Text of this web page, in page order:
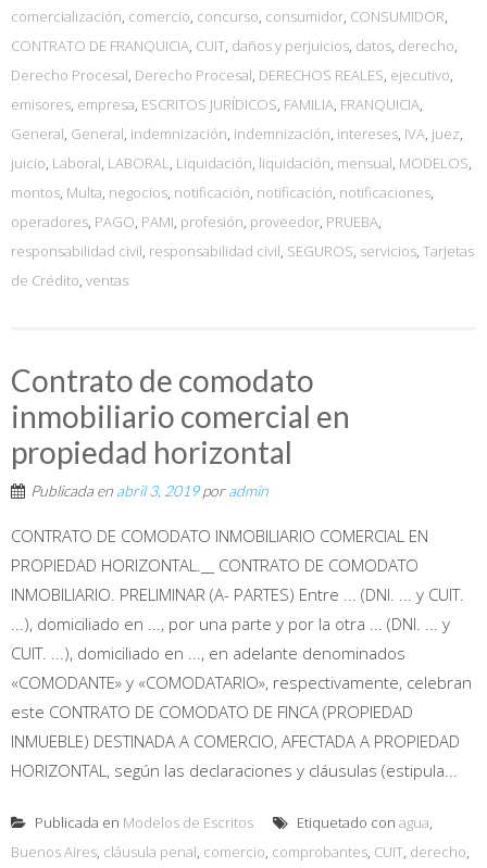
comercialización, comercio, concurso, consumidor, CONSUMIDOR,
CONTRATO DE FRANQUICIA, CUIT, daños y perjuicios, datos, derecho,
Derecho Procesal, Derecho Procesal, DERECHOS REALES, ejecutivo,
emisores, empresa, ESCRITOS JURÍDICOS, FAMILIA, FRANQUICIA,
General, General, indemnización, indemnización, intereses, IVA, juez,
juicio, Laboral, LABORAL, Liquidación, liquidación, mensual, MODELOS,
montos, Multa, negocios, notificación, notificación, notificaciones,
operadores, PAGO, PAMI, profesión, proveedor, PRUEBA,
responsabilidad civil, responsabilidad civil, SEGUROS, servicios, Tarjetas
de Crédito, ventas
Contrato de comodato
inmobiliario comercial en
propiedad horizontal
Publicada en abril 3, 2019poradmin
CONTRATO DE COMODATO INMOBILIARIO COMERCIAL EN
PROPIEDAD HORIZONTAL.__ CONTRATO DE COMODATO
INMOBILIARIO. PRELIMINAR (A- PARTES) Entre ... (DNI. ... y CUIT.
...), domiciliado en ..., por una parte y por la otra ... (DNI. ... y
CUIT. ...), domiciliado en ..., en adelante denominados
«COMODANTE» y «COMODATARIO», respectivamente, celebran
este CONTRATO DE COMODATO DE FINCA (PROPIEDAD
INMUEBLE) DESTINADA A COMERCIO, AFECTADA A PROPIEDAD
HORIZONTAL, según las declaraciones y cláusulas (estipula...
Publicada en Modelos de Escritos Etiquetado con agua,
Buenos Aires, cláusula penal, comercio, comprobantes, CUIT, derecho,